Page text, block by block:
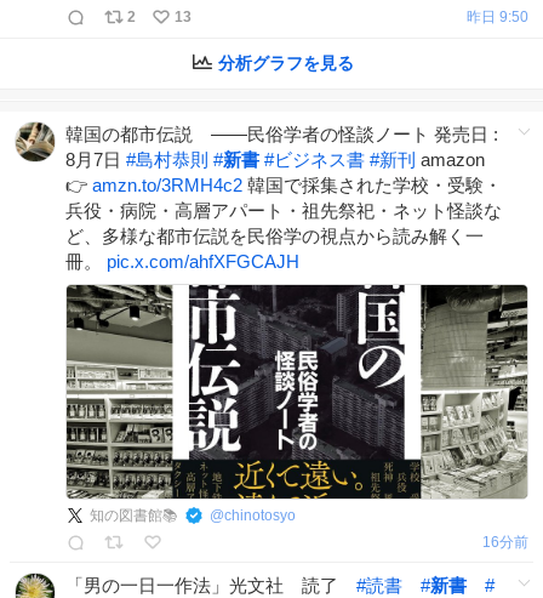
2
13 昨日 9:50
分析グラフを見る
韓国の都市伝説 ――民俗学者の怪談ノート 発売日 :
8月7日 #島村恭則 #新書 #ビジネス書 #新刊 amazon
👉 amzn.to/3RMH4c2 韓国で採集された学校・受験・
兵役・病院・高層アパート・祖先祭祀・ネット怪談な
ど、多様な都市伝説を民俗学の視点から読み解く一
冊。 pic.x.com/ahfXFGCAJH
知の図書館📚 @chinotosyo
16分前
「男の一日一作法」光文社 読了 #読書 #新書
#